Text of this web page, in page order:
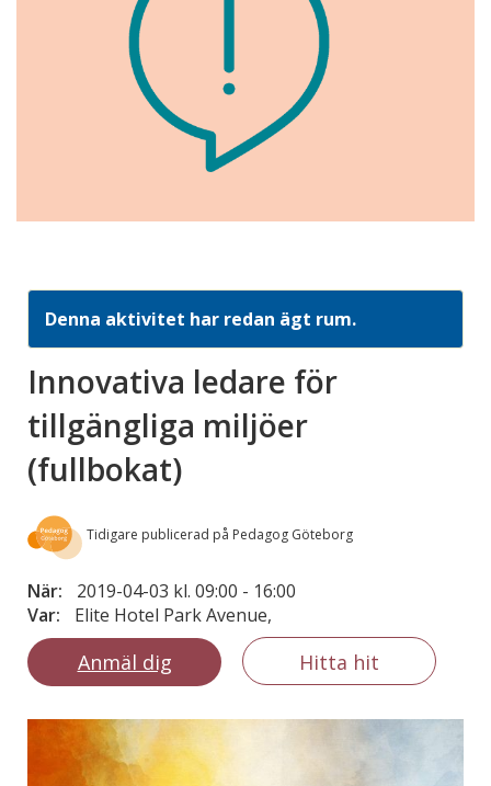
Denna aktivitet har redan ägt rum.
Innovativa ledare för
tillgängliga miljöer
(fullbokat)
Tidigare publicerad på Pedagog Göteborg
När: 2019-04-03 kl. 09:00 - 16:00
Var:
Elite Hotel Park Avenue,
Anmäl dig Hitta hit